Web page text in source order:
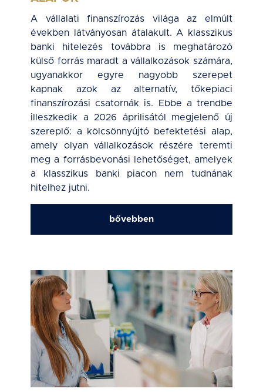
A vállalati finanszírozás világa az elmúlt
években látványosan átalakult. A klasszikus
banki hitelezés továbbra is meghatározó
külső forrás maradt a vállalkozások számára,
ugyanakkor egyre nagyobb szerepet
kapnak azok az alternatív, tőkepiaci
finanszírozási csatornák is. Ebbe a trendbe
illeszkedik a 2026 áprilisától megjelenő új
szereplő: a kölcsönnyújtó befektetési alap,
amely olyan vállalkozások részére teremti
meg a forrásbevonási lehetőséget, amelyek
a klasszikus banki piacon nem tudnának
hitelhez jutni.
bővebben